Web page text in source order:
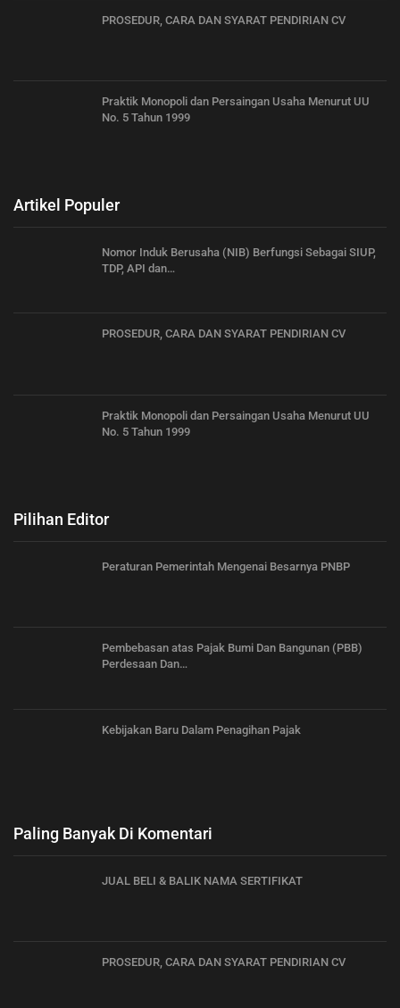
PROSEDUR, CARA DAN SYARAT PENDIRIAN CV
Praktik Monopoli dan Persaingan Usaha Menurut UU
No. 5 Tahun 1999
Artikel Populer
Nomor Induk Berusaha (NIB) Berfungsi Sebagai SIUP,
TDP, API dan…
PROSEDUR, CARA DAN SYARAT PENDIRIAN CV
Praktik Monopoli dan Persaingan Usaha Menurut UU
No. 5 Tahun 1999
Pilihan Editor
Peraturan Pemerintah Mengenai Besarnya PNBP
Pembebasan atas Pajak Bumi Dan Bangunan (PBB)
Perdesaan Dan…
Kebijakan Baru Dalam Penagihan Pajak
Paling Banyak Di Komentari
JUAL BELI & BALIK NAMA SERTIFIKAT
PROSEDUR, CARA DAN SYARAT PENDIRIAN CV